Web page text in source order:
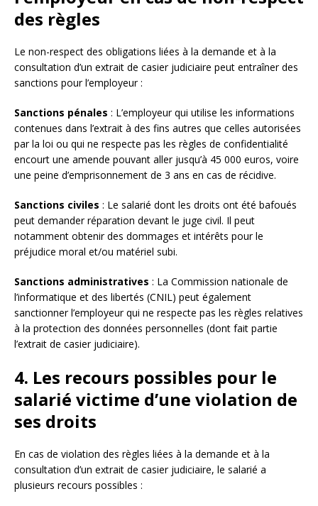
des règles
Le non-respect des obligations liées à la demande et à la
consultation d’un extrait de casier judiciaire peut entraîner des
sanctions pour l’employeur :
Sanctions pénales : L’employeur qui utilise les informations
contenues dans l’extrait à des fins autres que celles autorisées
par la loi ou qui ne respecte pas les règles de confidentialité
encourt une amende pouvant aller jusqu’à 45 000 euros, voire
une peine d’emprisonnement de 3 ans en cas de récidive.
Sanctions civiles : Le salarié dont les droits ont été bafoués
peut demander réparation devant le juge civil. Il peut
notamment obtenir des dommages et intérêts pour le
préjudice moral et/ou matériel subi.
Sanctions administratives : La Commission nationale de
l’informatique et des libertés (CNIL) peut également
sanctionner l’employeur qui ne respecte pas les règles relatives
à la protection des données personnelles (dont fait partie
l’extrait de casier judiciaire).
4. Les recours possibles pour le
salarié victime d’une violation de
ses droits
En cas de violation des règles liées à la demande et à la
consultation d’un extrait de casier judiciaire, le salarié a
plusieurs recours possibles :